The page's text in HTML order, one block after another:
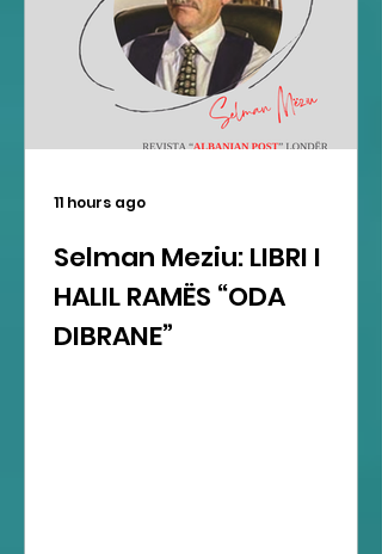
Selman Meziu: LIBRI I
HALIL RAMËS “ODA
DIBRANE”
11 hours ago